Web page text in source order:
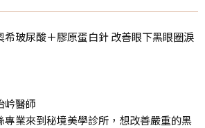
希玻尿酸＋膠原蛋白針 改善眼下黑眼圈淚
岒醫師
專業來到秘境美學診所，想改善嚴重的黑